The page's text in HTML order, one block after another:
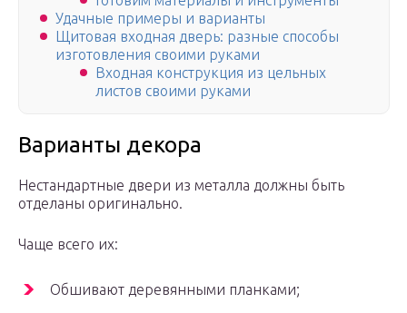
Удачные примеры и варианты
Щитовая входная дверь: разные способы
изготовления своими руками
Входная конструкция из цельных
листов своими руками
Варианты декора
Нестандартные двери из металла должны быть
отделаны оригинально.
Чаще всего их:
Обшивают деревянными планками;